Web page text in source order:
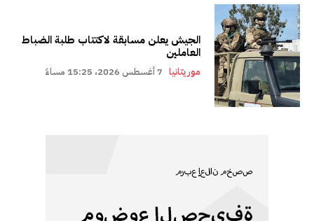
الجيش يعلن مسابقة لاكتتاب طلبة الضباط
العاملين
موريتانيا 7 أغسطس 2026، 15:25 مساءً